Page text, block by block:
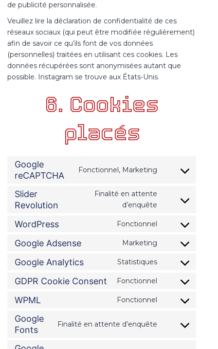
de publicité personnalisée.
Veuillez lire la déclaration de confidentialité de ces
réseaux sociaux (qui peut être modifiée régulièrement)
afin de savoir ce qu’ils font de vos données
(personnelles) traitées en utilisant ces cookies. Les
données récupérées sont anonymisées autant que
possible. Instagram se trouve aux États-Unis.
6. Cookies
placés
Google
reCAPTCHA
Fonctionnel, Marketing
Consent
google-
Slider
Revolution
Finalité en attente
d’enquête
Consent
service
revolution
WordPress Fonctionnel
Consent
service
Google Adsense Marketing
Consent
service
adsense
Google Analytics Statistiques
Consent
service
analytics
GDPR Cookie Consent Fonctionnel
Consent
service
cookie-
WPML Fonctionnel
Consent
service
Google
Fonts
Finalité en attente d’enquête
Consent